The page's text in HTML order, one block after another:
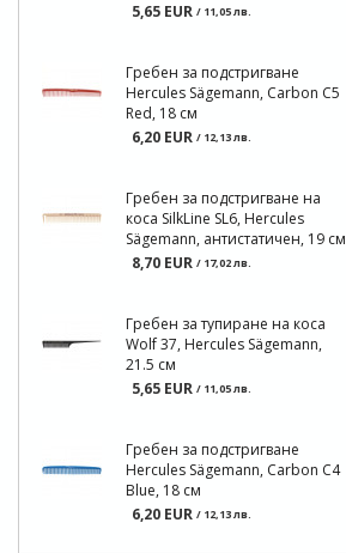
5,65 EUR / 11,05 лв.
Гребен за подстригване
Hercules Sägemann, Carbon C5
Red, 18 см
6,20 EUR / 12,13 лв.
Гребен за подстригване на
коса SilkLine SL6, Hercules
Sägemann, антистатичен, 19 см
8,70 EUR / 17,02 лв.
Гребен за тупиране на коса
Wolf 37, Hercules Sägemann,
21.5 см
5,65 EUR / 11,05 лв.
Гребен за подстригване
Hercules Sägemann, Carbon C4
Blue, 18 см
6,20 EUR / 12,13 лв.